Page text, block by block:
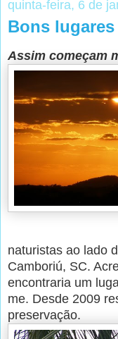
quinta-feira, 6 de
Bons
Assim começam
naturistas ao lado
Camboriú, SC.
encontraria um
me. Desde 2009
preservação.